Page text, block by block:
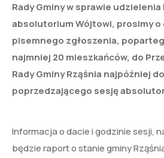
Rady Gminy w sprawie
absolutorium Wójtowi, prosimy o
pisemnego zgłoszenia,
najmniej 20 mieszkańców, do
Rady Gminy Rząśnia najpóźniej
poprzedzającego sesję
Informacja o dacie i godzinie sesji,
będzie raport o stanie gminy